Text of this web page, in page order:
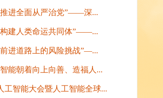
进全面从严治党”——深...
建人类命运共同体”——...
进道路上的风险挑战”—...
能朝着向上向善、造福人...
工智能大会暨人工智能全球...